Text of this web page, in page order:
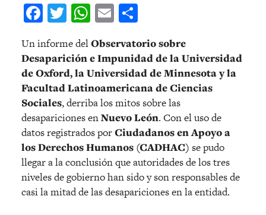
Facebook
Twitter
WhatsApp
Email
Un informe delObservatorio sobre
Desaparición e Impunidad de la Universidad
de Oxford, la Universidad de Minnesota y la
Facultad Latinoamericana de Ciencias
Sociales, derriba los mitos sobre las
desapariciones enNuevo León. Con el uso de
datos registrados porCiudadanos en Apoyo a
los Derechos Humanos (CADHAC) se pudo
llegar a la conclusión que autoridades de los tres
niveles de gobierno han sido y son responsables de
casi la mitad de las desapariciones en la entidad.